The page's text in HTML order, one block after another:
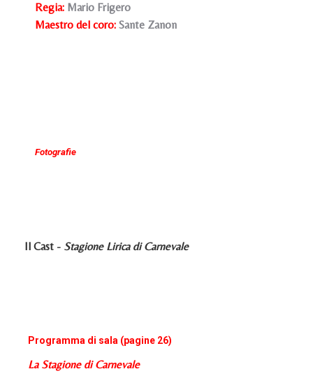
Regia: Mario Frigero
Maestro del coro: Sante Zanon
Fotografie
Il Cast - Stagione Lirica di Carnevale
Programma di sala (pagine 26)
La Stagione di Carnevale